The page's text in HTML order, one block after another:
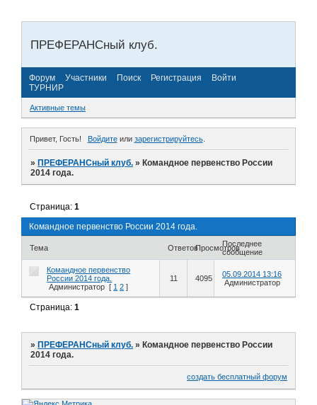
ПРЕФЕРАНСный клуб.
Форум Участники Поиск Регистрация
Войти
ТУРНИР
Активные темы
Привет, Гость! Войдитеили зарегистрируйтесь.
»ПРЕФЕРАНСный клуб. »Командное первенство России
2014 года.
Командное первенство России 2014 года.
Страница:1
Тема ОтветовПросмотровПоследнее
сообщение
Командное первенство
России 2014 года.
Администратор [ 1 2 ]
11 4095
05.09.2014 13:16
Администратор
Страница:1
»ПРЕФЕРАНСный клуб. »Командное первенство России
2014 года.
создать бесплатный форум